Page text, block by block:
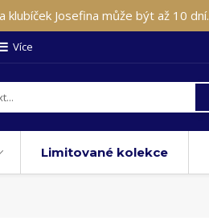
klubíček Josefina může být až 10 dní.
Více
Limitované kolekce